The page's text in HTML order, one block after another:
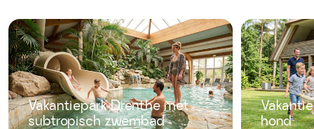
Vakantiepark Drenthe met
subtropisch zwembad
hond